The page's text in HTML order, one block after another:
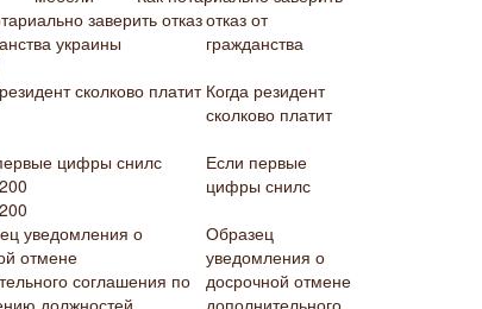
отказ от
гражданства
Когда резидент
сколково платит
Если первые
цифры снилс
Образец
уведомления о
досрочной отмене
дополнительного